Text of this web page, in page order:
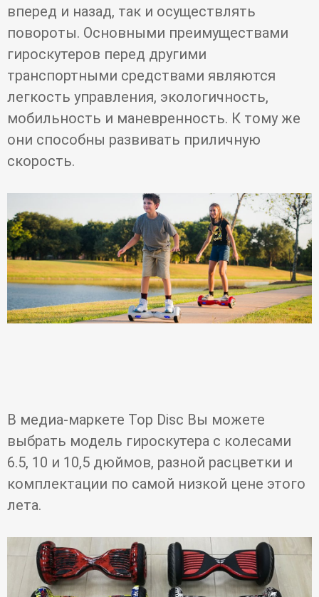
вперед и назад, так и осуществлять
повороты. Основными преимуществами
гироскутеров перед другими
транспортными средствами являются
легкость управления, экологичность,
мобильность и маневренность. К тому же
они способны развивать приличную
скорость.
В медиа-маркете Top Disc Вы можете
выбрать модель гироскутера с колесами
6.5, 10 и 10,5 дюймов, разной расцветки и
комплектации по самой низкой цене этого
лета.